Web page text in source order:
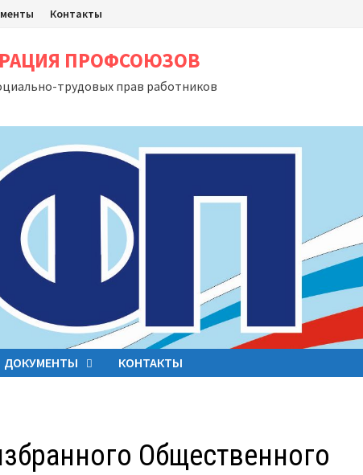
Контакты
ПРОФСОЮЗОВ
трудовых прав работников
ДОКУМЕНТЫ КОНТАКТЫ
Общественного